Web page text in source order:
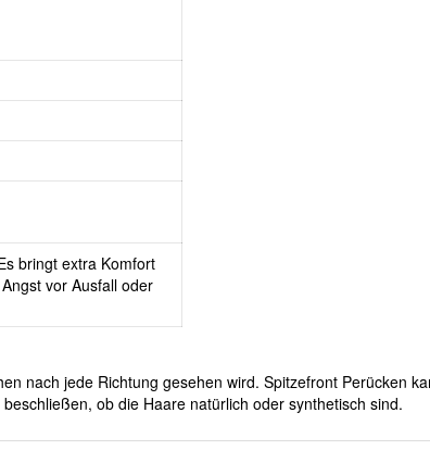
bringt extra Komfort
vor Ausfall oder
nach jede Richtung gesehen wird. Spitzefront Perücken
ob die Haare natürlich oder synthetisch sind.